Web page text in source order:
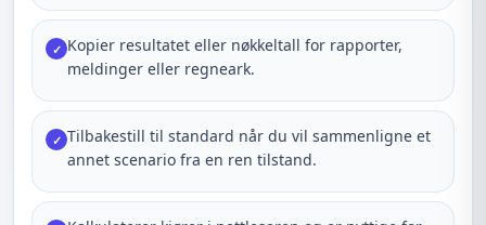
✓ Kopier resultatet eller nøkkeltall for rapporter,
meldinger eller regneark.
✓ Tilbakestill til standard når du vil sammenligne et
annet scenario fra en ren tilstand.